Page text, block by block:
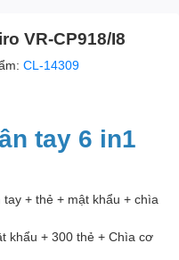
VR-CP918/I8
CL-14309
tay 6 in1
+ thẻ + mật khẩu + chìa
khẩu + 300 thẻ + Chìa cơ